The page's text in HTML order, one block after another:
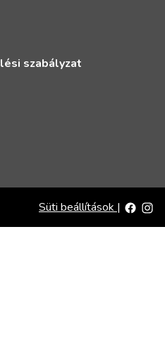
szabályzat
Süti beállítások |